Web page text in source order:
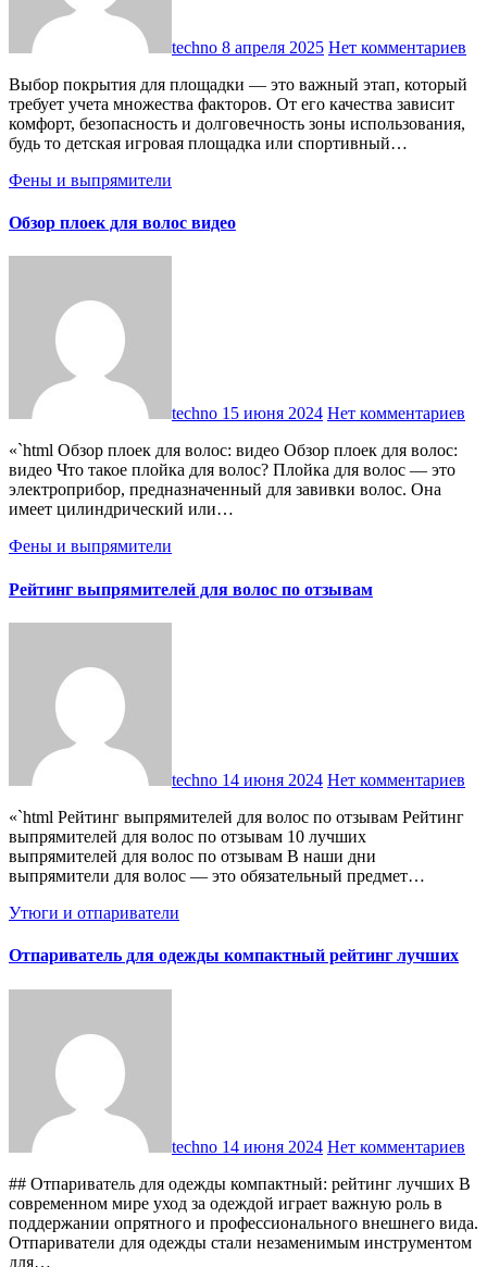
techno 8 апреля 2025 Нет комментариев
Выбор покрытия для площадки — это важный этап, который
требует учета множества факторов. От его качества зависит
комфорт, безопасность и долговечность зоны использования,
будь то детская игровая площадка или спортивный…
Фены и выпрямители
Обзор плоек для волос видео
techno 15 июня 2024 Нет комментариев
«`html Обзор плоек для волос: видео Обзор плоек для волос:
видео Что такое плойка для волос? Плойка для волос — это
электроприбор, предназначенный для завивки волос. Она
имеет цилиндрический или…
Фены и выпрямители
Рейтинг выпрямителей для волос по отзывам
techno 14 июня 2024 Нет комментариев
«`html Рейтинг выпрямителей для волос по отзывам Рейтинг
выпрямителей для волос по отзывам 10 лучших
выпрямителей для волос по отзывам В наши дни
выпрямители для волос — это обязательный предмет…
Утюги и отпариватели
Отпариватель для одежды компактный рейтинг лучших
techno 14 июня 2024 Нет комментариев
## Отпариватель для одежды компактный: рейтинг лучших В
современном мире уход за одеждой играет важную роль в
поддержании опрятного и профессионального внешнего вида.
Отпариватели для одежды стали незаменимым инструментом
для…